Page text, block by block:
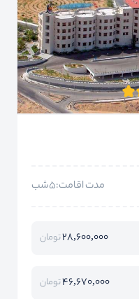
مدت اقامت:5شب
28,600,000تومان
46,670,000تومان